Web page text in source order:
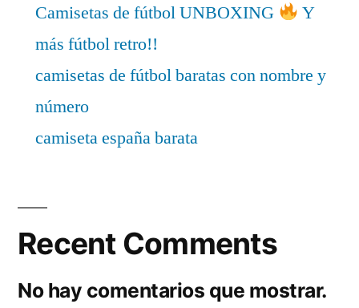
Camisetas de fútbol UNBOXING
Y
más fútbol retro!!
camisetas de fútbol baratas con nombre y
número
camiseta españa barata
Recent Comments
No hay comentarios que mostrar.